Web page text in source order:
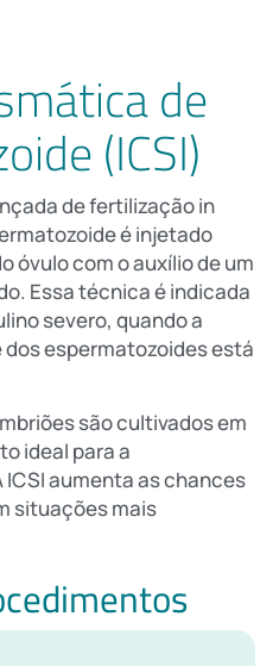
de
(ICSI)
de fertilização in
é injetado
óvulo com o auxílio de um
Essa técnica é indicada
severo, quando a
espermatozoides está
são cultivados em
ideal para a
aumenta as chances
situações mais